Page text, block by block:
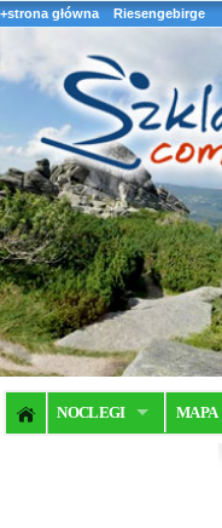
+strona główna Riesengebirge
NOCLEGI MAPA